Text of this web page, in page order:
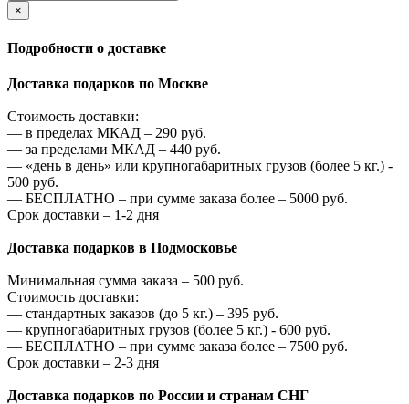
×
Подробности о доставке
Доставка подарков по Москве
Стоимость доставки:
— в пределах МКАД – 290 руб.
— за пределами МКАД – 440 руб.
— «день в день» или крупногабаритных грузов (более 5 кг.) -
500 руб.
— БЕСПЛАТНО – при сумме заказа более – 5000 руб.
Срок доставки – 1-2 дня
Доставка подарков в Подмосковье
Минимальная сумма заказа – 500 руб.
Стоимость доставки:
— стандартных заказов (до 5 кг.) – 395 руб.
— крупногабаритных грузов (более 5 кг.) - 600 руб.
— БЕСПЛАТНО – при сумме заказа более – 7500 руб.
Срок доставки – 2-3 дня
Доставка подарков по России и странам СНГ